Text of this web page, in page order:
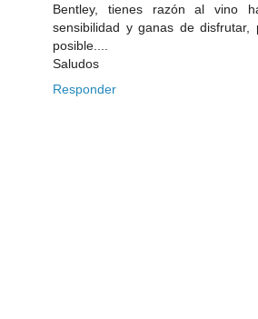
Bentley, tienes razón al vino
sensibilidad y ganas de
posible....
Saludos
Responder